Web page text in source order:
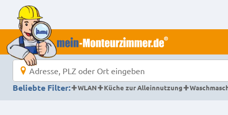
Beliebte Filter:
WLAN Küche zur Alleinnutzung